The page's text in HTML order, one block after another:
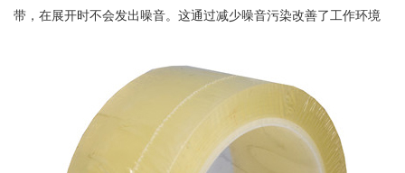
带，在展开时不会发出噪音。这通过减少噪音污染改善了工作环境